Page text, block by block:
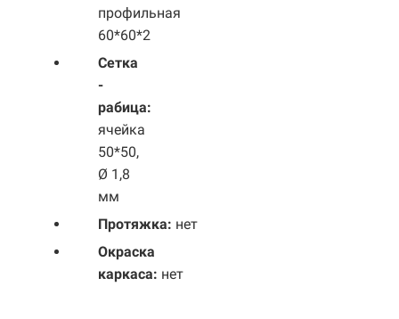
профильная
60*60*2
Сетка
-
рабица:
ячейка
50*50,
Ø 1,8
мм
Протяжка: нет
Окраска
каркаса: нет